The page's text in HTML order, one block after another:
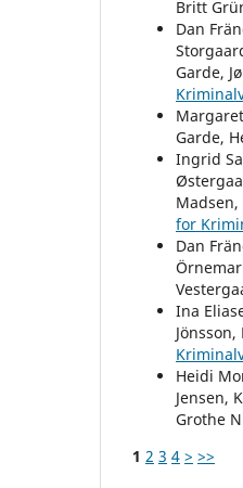
Britt
Dan
Garde,
Garde,
Ingrid
Madsen,
for
Dan
Ina
Heidi
Jensen,
Grothe
1 2 3 4 > >>